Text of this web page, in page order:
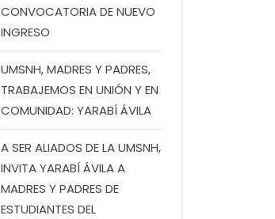
CONVOCATORIA DE NUEVO
INGRESO
UMSNH, MADRES Y PADRES,
TRABAJEMOS EN UNIÓN Y EN
COMUNIDAD: YARABÍ ÁVILA
A SER ALIADOS DE LA UMSNH,
INVITA YARABÍ ÁVILA A
MADRES Y PADRES DE
ESTUDIANTES DEL